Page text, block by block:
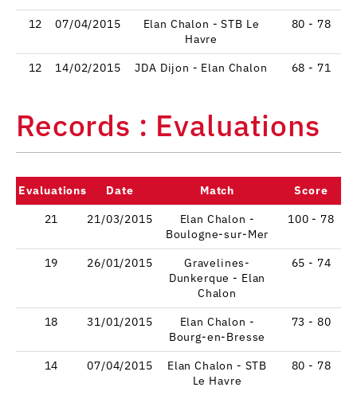
12 07/04/2015
Elan Chalon - STB Le
Havre
80 - 78
12 14/02/2015 JDA Dijon - Elan Chalon 68 - 71
Records : Evaluations
Evaluations Date Match
Score
21
21/03/2015
Elan Chalon -
Boulogne-sur-Mer
100 - 78
19 26/01/2015
Gravelines-
Dunkerque - Elan
Chalon
65 - 74
18 31/01/2015
Elan Chalon -
Bourg-en-Bresse
73 - 80
14 07/04/2015
Elan Chalon - STB
Le Havre
80 - 78